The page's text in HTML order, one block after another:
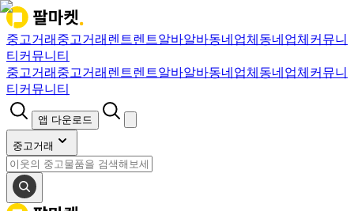
중고거래 중고거래 렌트렌트알바알바동네업체 동네업체 커뮤니
티 커뮤니티
중고거래 중고거래 렌트렌트알바알바동네업체 동네업체 커뮤니
티 커뮤니티
앱 다운로드
중고거래